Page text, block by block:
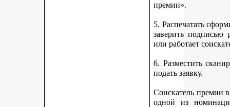
премии».
5. Распечатать
заверить подписью
или работает
6. Разместить
подать заявку.
Соискатель премии
одной из